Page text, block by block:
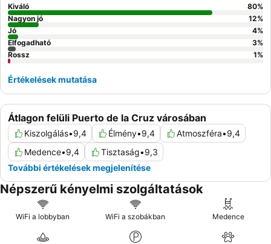
Átlagon felüli Puerto de la Cruz városában
Kiszolgálás•9,4 Élmény•9,4 Atmoszféra•9,4
Medence•9,4 Tisztaság•9,3
További értékelések megjelenítése
Kiváló 80%
Nagyon jó
12%
Jó
4%
Elfogadható
3%
Rossz
1%
Értékelések mutatása
Népszerű kényelmi szolgáltatások
WiFi a lobbyban WiFi a szobákban Medence